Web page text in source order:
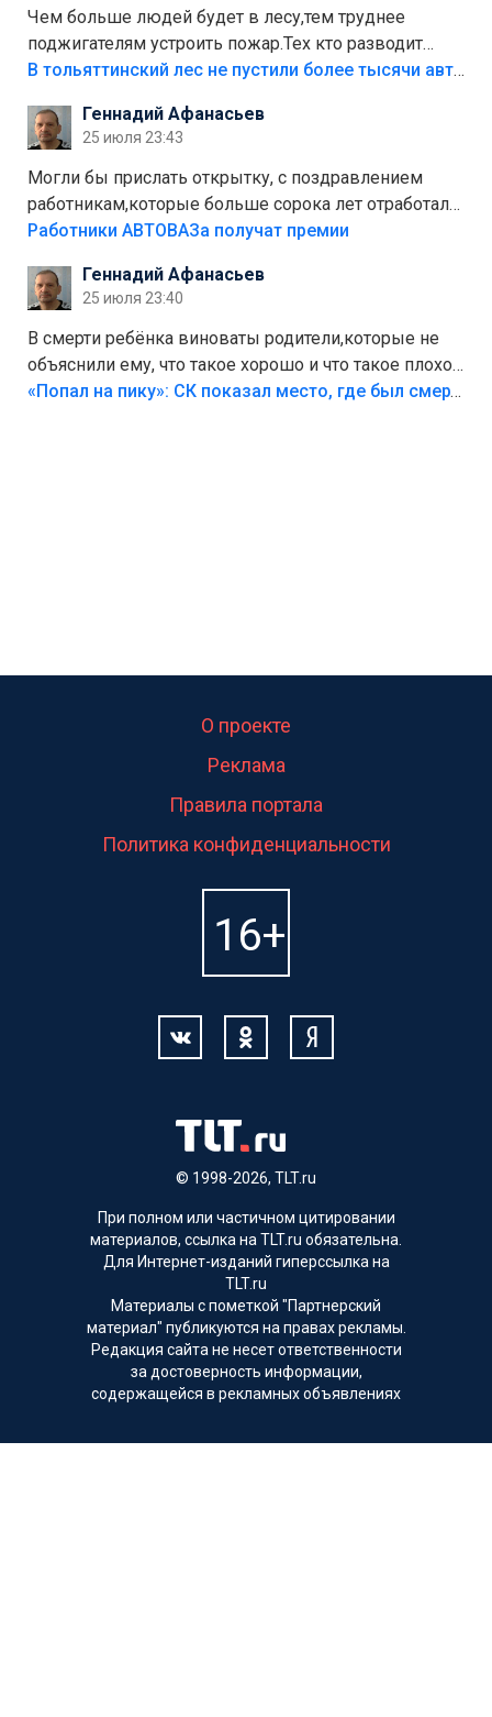
Чем больше людей будет в лесу,тем труднее
поджигателям устроить пожар.Тех кто разводит
костры,тех надо безбожно штрафовать.Камер полно
Штрафы мизерные.
В тольяттинский лес не пустили более тысячи автомобилей
Геннадий Афанасьев
25 июля 23:43
Могли бы прислать открытку, с поздравлением
работникам,которые больше сорока лет отработали
на предприятии.
Работники АВТОВАЗа получат премии
Геннадий Афанасьев
25 июля 23:40
В смерти ребёнка виноваты родители,которые не
объяснили ему, что такое хорошо и что такое плохо!
Лезть через такой забор,верх безумия,есть же
«Попал на пику»: СК показал место, где был смертельно травмирован ребенок в Тольятти
© 1998-2026, TLT.ru
О проекте
Реклама
Правила портала
Политика конфиденциальности
При полном или частичном цитировании
материалов, ссылка на TLT.ru обязательна.
Для Интернет-изданий гиперссылка на
TLT.ru
Материалы с пометкой "Партнерский
материал" публикуются на правах рекламы.
Редакция сайта не несет ответственности
за достоверность информации,
содержащейся в рекламных объявлениях